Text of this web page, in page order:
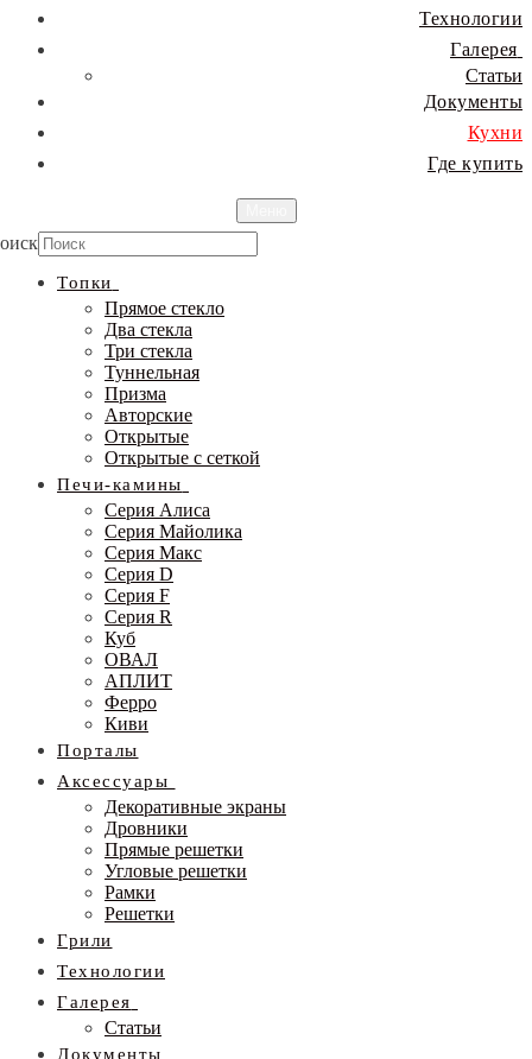
Технологии
Галерея
Статьи
Документы
Кухни
Где купить
Топки
Прямое стекло
Два стекла
Три стекла
Туннельная
Призма
Авторские
Открытые
Открытые с сеткой
Печи-камины
Серия Алиса
Серия Майолика
Серия Макс
Серия D
Серия F
Серия R
Куб
ОВАЛ
АПЛИТ
Ферро
Киви
Порталы
Аксессуары
Декоративные экраны
Дровники
Прямые решетки
Угловые решетки
Рамки
Решетки
Грили
Технологии
Галерея
Статьи
Документы